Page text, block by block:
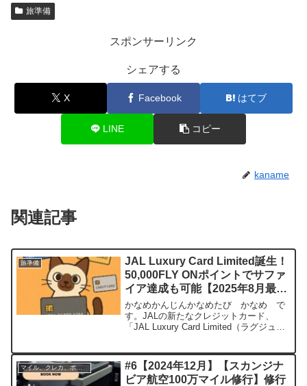
旅準備
スポンサーリンク
シェアする
X Facebook はてブ
LINE コピー
kaname
関連記事
旅準備
JAL Luxury Card Limited誕生！
50,000FLY ONポイントでサファ
イア達成も可能【2025年8月最
新】
かなめかんじんかなめたび かなめ で
す。JALの新たなクレジットカード、
「JAL Luxury Card Limited（ラグジュア
で50,000FLY ON...
マイル、クレカ、ポイ活
#6【2024年12月】【スカンジナ
ビア航空100万マイル修行】修行